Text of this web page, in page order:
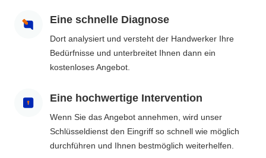
Eine schnelle Diagnose
Dort analysiert und versteht der Handwerker Ihre
Bedürfnisse und unterbreitet Ihnen dann ein
kostenloses Angebot.
Eine hochwertige Intervention
Wenn Sie das Angebot annehmen, wird unser
Schlüsseldienst den Eingriff so schnell wie möglich
durchführen und Ihnen bestmöglich weiterhelfen.